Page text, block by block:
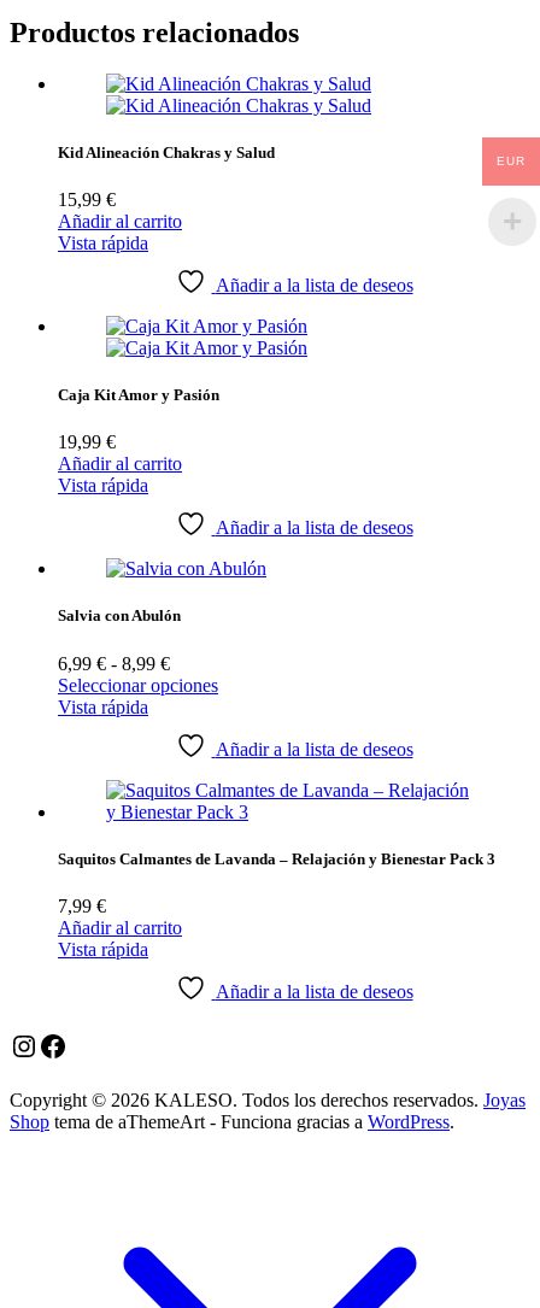
Productos relacionados
Kid Alineación Chakras y Salud
15,99 €
Añadir al carrito
Vista rápida
Añadir a la lista de deseos
Caja Kit Amor y Pasión
19,99 €
Añadir al carrito
Vista rápida
Añadir a la lista de deseos
Salvia con Abulón
6,99 € - 8,99 €Rango
de
6,99 €
8,99 €
Seleccionar opciones
Vista rápida
Añadir a la lista de deseos
Saquitos Calmantes de Lavanda – Relajación y Bienestar Pack 3
7,99 €
Añadir al carrito
Vista rápida
Añadir a la lista de deseos
Instagram
Facebook
Copyright © 2026 KALESO. Todos los derechos reservados. Joyas
Shop tema de aThemeArt - Funciona gracias a WordPress.
EUR